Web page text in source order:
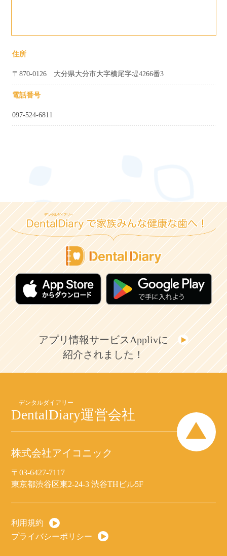
住所
〒870-0126 大分県大分市大字横尾字堤4266番3
電話番号
097-524-6811
アプリ情報サービスApplivに
紹介されました！
DentalDiary運営会社
株式会社アイコニック
〒03-6427-7117
東京都渋谷区東2-24-3 渋谷THビル5F
利用規約
プライバシーポリシー